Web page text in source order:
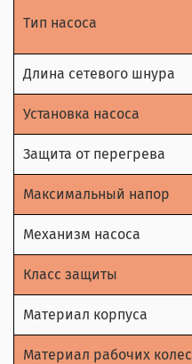
Тип насоса
Длина сетевого шнура
Установка насоса
Защита от перегрева
Максимальный напор
Механизм насоса
Класс защиты
Материал корпуса
Материал рабочих колес